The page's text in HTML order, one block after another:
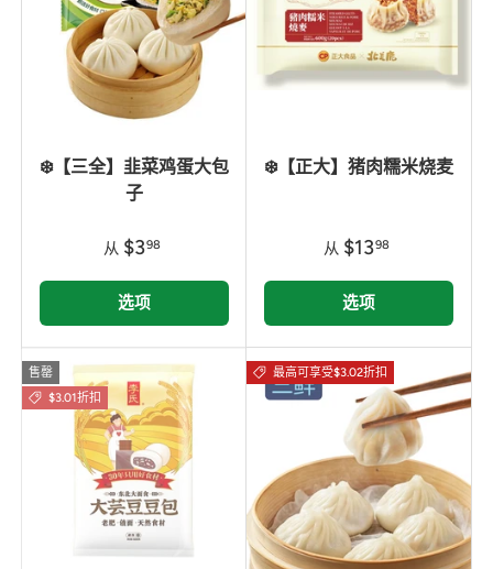
❄️【三全】韭菜鸡蛋大包
子
从 $398
选项
❄️【正大】猪肉糯米烧麦
从 $1398
选项
售罄
$3.01折扣
最高可享受$3.02折扣